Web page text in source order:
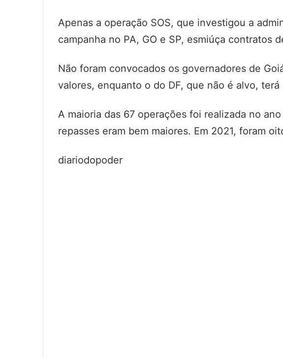
Apenas a operação SOS, que investigou a
campanha no PA, GO e SP, esmiúça contratos
Não foram convocados os governadores de
valores, enquanto o do DF, que não é alvo, terá
A maioria das 67 operações foi realizada no
repasses eram bem maiores. Em 2021, foram
diariodopoder